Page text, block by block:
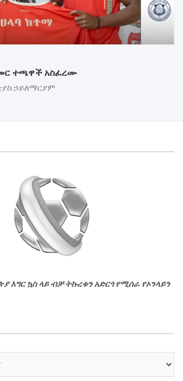
ተጫዋች አስፈረሙ
ኃይለማርያም
እግር ኳስ ላይ ብቻ ትኩረቱን አድርጎ የሚሰራ የኦንላይን